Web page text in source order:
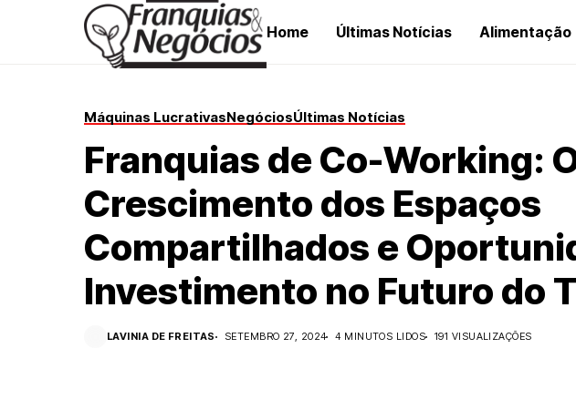
Home Últimas Notícias Alimentação
Máquinas LucrativasNegóciosÚltimas Notícias
Franquias de Co-Working:
Crescimento dos Espaços
Compartilhados e
Investimento no Futuro do
LAVINIA DE FREITAS SETEMBRO 27, 2024 4 MINUTOS LIDOS 191 VISUALIZAÇÕES